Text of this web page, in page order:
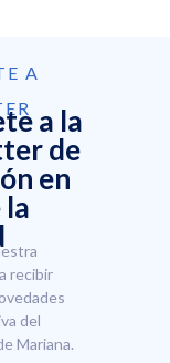
A
a la
de
en
la
recibir
del
Mariana.